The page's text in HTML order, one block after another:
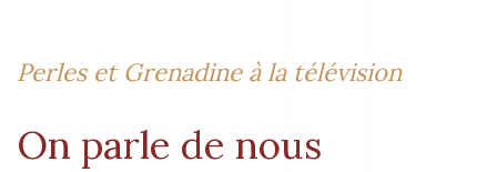
Perles et Grenadine à la télévision
On parle de nous